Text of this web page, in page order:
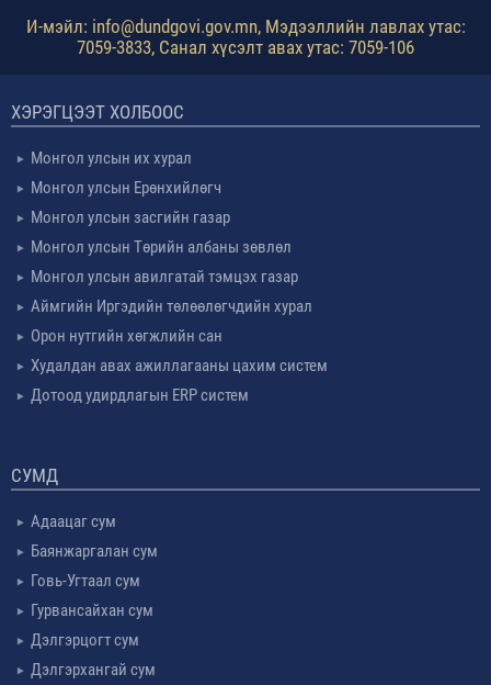
И-мэйл: info@dundgovi.gov.mn, Мэдээллийн лавлах утас:
7059-3833, Санал хүсэлт авах утас: 7059-106
ХЭРЭГЦЭЭТ ХОЛБООС
Монгол улсын их хурал
Монгол улсын Ерөнхийлөгч
Монгол улсын засгийн газар
Монгол улсын Төрийн албаны зөвлөл
Монгол улсын авилгатай тэмцэх газар
Аймгийн Иргэдийн төлөөлөгчдийн хурал
Орон нутгийн хөгжлийн сан
Худалдан авах ажиллагааны цахим систем
Дотоод удирдлагын ERP систем
СУМД
Адаацаг сум
Баянжаргалан сум
Говь-Угтаал сум
Гурвансайхан сум
Дэлгэрцогт сум
Дэлгэрхангай сум